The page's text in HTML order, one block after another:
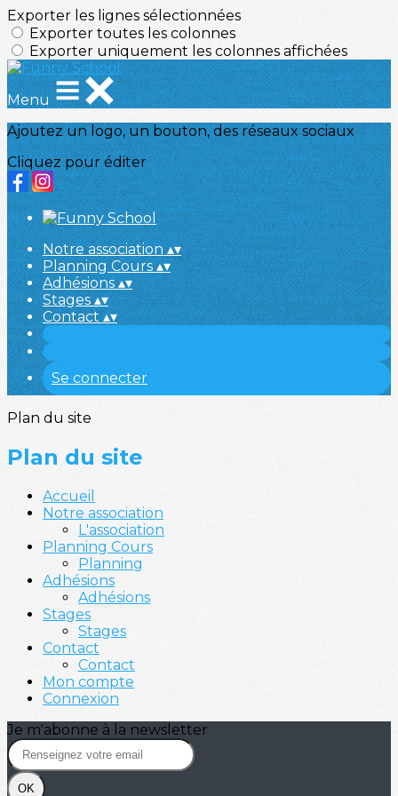
Exporter les lignes sélectionnées
Exporter toutes les colonnes
Exporter uniquement les colonnes affichées
Menu
Ajoutez un logo, un bouton, des réseaux sociaux
Cliquez pour éditer
Notre association▴▾
Planning Cours▴▾
Adhésions▴▾
Stages▴▾
Contact▴▾
Se connecter
Plan du site
Plan du site
Accueil
Notre association
L'association
Planning Cours
Planning
Adhésions
Adhésions
Stages
Stages
Contact
Contact
Mon compte
Connexion
Je m'abonne à la newsletter
OK